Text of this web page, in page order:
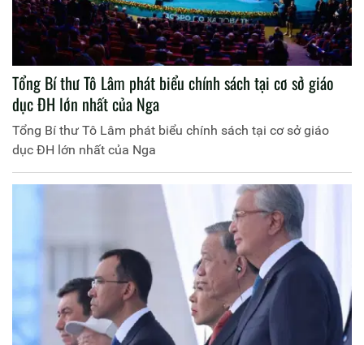
Tổng Bí thư Tô Lâm phát biểu chính sách tại cơ sở giáo
dục ĐH lớn nhất của Nga
Tổng Bí thư Tô Lâm phát biểu chính sách tại cơ sở giáo
dục ĐH lớn nhất của Nga